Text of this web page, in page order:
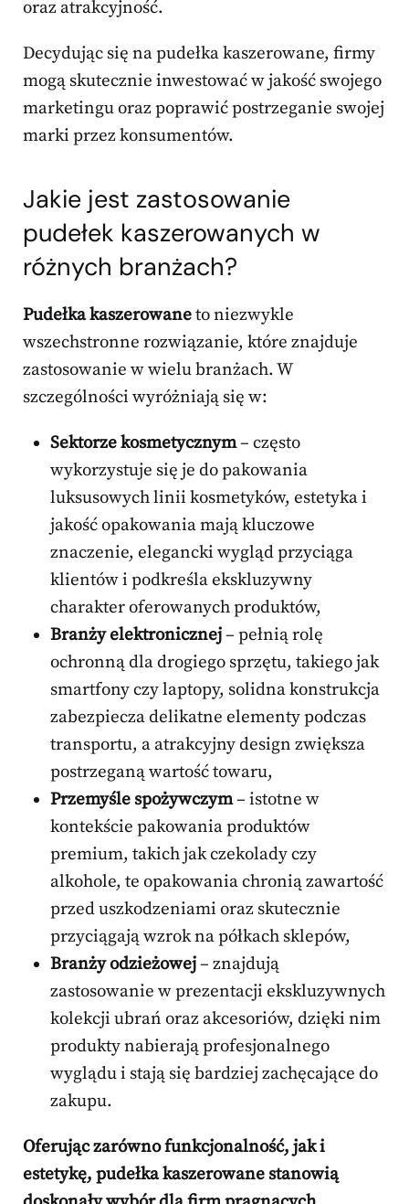
oraz atrakcyjność.
Decydując się na pudełka kaszerowane, firmy
mogą skutecznie inwestować w jakość swojego
marketingu oraz poprawić postrzeganie swojej
marki przez konsumentów.
Jakie jest zastosowanie
pudełek kaszerowanych w
różnych branżach?
Pudełka kaszerowaneto niezwykle
wszechstronne rozwiązanie, które znajduje
zastosowanie w wielu branżach. W
szczególności wyróżniają się w:
Sektorze kosmetycznym– często
wykorzystuje się je do pakowania
luksusowych linii kosmetyków, estetyka i
jakość opakowania mają kluczowe
znaczenie, elegancki wygląd przyciąga
klientów i podkreśla ekskluzywny
charakter oferowanych produktów,
Branży elektronicznej– pełnią rolę
ochronną dla drogiego sprzętu, takiego jak
smartfony czy laptopy, solidna konstrukcja
zabezpiecza delikatne elementy podczas
transportu, a atrakcyjny design zwiększa
postrzeganą wartość towaru,
Przemyśle spożywczym– istotne w
kontekście pakowania produktów
premium, takich jak czekolady czy
alkohole, te opakowania chronią zawartość
przed uszkodzeniami oraz skutecznie
przyciągają wzrok na półkach sklepów,
Branży odzieżowej– znajdują
zastosowanie w prezentacji ekskluzywnych
kolekcji ubrań oraz akcesoriów, dzięki nim
produkty nabierają profesjonalnego
wyglądu i stają się bardziej zachęcające do
zakupu.
Oferując zarówno funkcjonalność, jak i
estetykę, pudełka kaszerowane stanowią